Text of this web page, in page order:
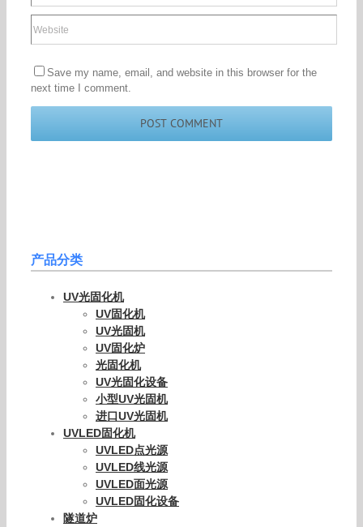
Save my name, email, and website in this browser for the
next time I comment.
产品分类
UV光固化机
UV固化机
UV光固机
UV固化炉
光固化机
UV光固化设备
小型UV光固机
进口UV光固机
UVLED固化机
UVLED点光源
UVLED线光源
UVLED面光源
UVLED固化设备
隧道炉